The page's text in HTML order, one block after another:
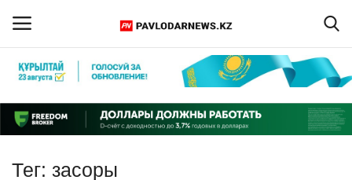
Регистрация
Главная
Тег: засоры